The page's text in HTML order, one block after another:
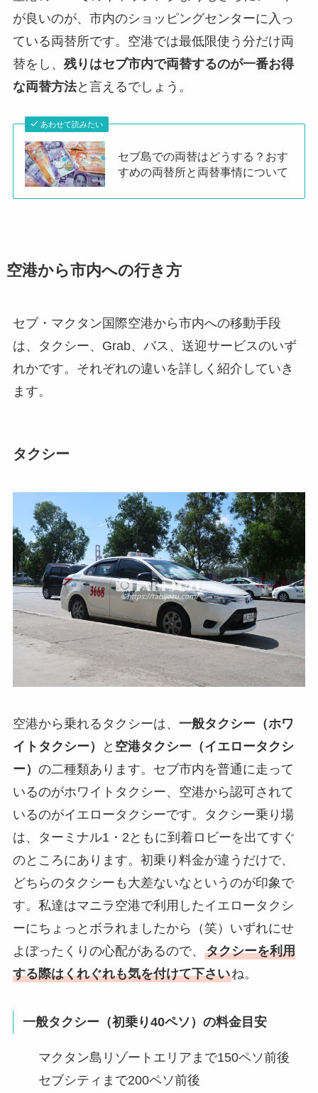
が良いのが、市内のショッピングセンターに入っ
ている両替所です。空港では最低限使う分だけ両
替をし、 残りはセブ市内で両替するのが一番お得
な両替方法と言えるでしょう。
あわせて読みたい
セブ島での両替はどうする？おす
すめの両替所と両替事情について
空港から市内への行き方
セブ・マクタン国際空港から市内への移動手段
は、タクシー、Grab、バス、送迎サービスのいず
れかです。それぞれの違いを詳しく紹介していき
ます。
タクシー
空港から乗れるタクシーは、 一般タクシー（ホワ
イトタクシー）
と 空港タクシー（イエロータクシ
ー） の二種類あります。セブ市内を普通に走って
いるのがホワイトタクシー、空港から認可されて
いるのがイエロータクシーです。タクシー乗り場
は、ターミナル1・2ともに到着ロビーを出てすぐ
のところにあります。初乗り料金が違うだけで、
どちらのタクシーも大差ないなというのが印象で
す。私達はマニラ空港で利用したイエロータクシ
ーにちょっとボラれましたから（笑）いずれにせ
よぼったくりの心配があるので、 タクシーを利用
する際はくれぐれも気を付けて下さいね。
一般タクシー（初乗り40ペソ）の料金目安
マクタン島リゾートエリアまで150ペソ前後
セブシティまで200ペソ前後